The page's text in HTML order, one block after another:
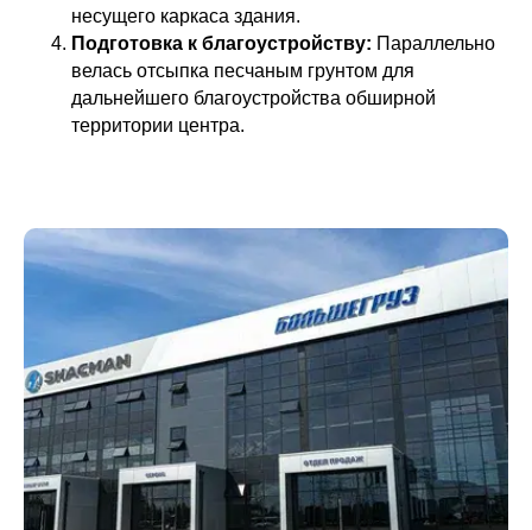
несущего каркаса здания.
Подготовка к благоустройству: Параллельно
велась отсыпка песчаным грунтом для
дальнейшего благоустройства обширной
территории центра.